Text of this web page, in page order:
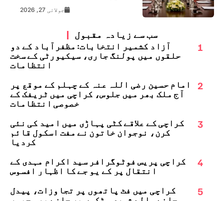
جولائی 27, 2026
سب سے زیادہ مقبول
1
آزاد کشمیر انتخابات: مظفرآباد کے دو
حلقوں میں پولنگ جاری، سیکیورٹی کے سخت
انتظامات
2
امام حسین رضی اللہ عنہ کے چہلم کے موقع پر
آج ملک بھر میں جلوس، کراچی میں ٹریفک کے
خصوصی انتظامات
3
کراچی کے علاقے کٹی پہاڑی میں امید کی نئی
کرن، نوجوان خاتون نے مفت اسکول قائم
کردیا
4
کراچی پریس فوٹوگرافر سید اکرام مہدی کے
انتقال پر کے یو جے کا اظہارِ افسوس
5
کراچی میں فٹ پاتھوں پر تجاوزات، پیدل